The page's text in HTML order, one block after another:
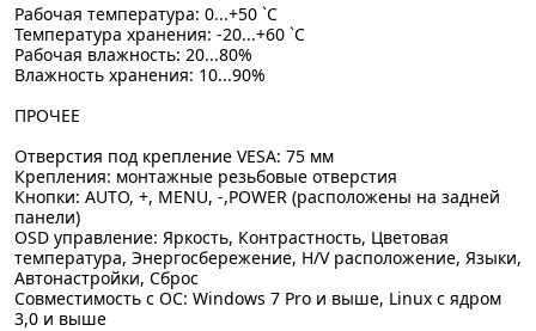
Рабочая температура: 0...+50 `C
Температура хранения: -20...+60 `C
Рабочая влажность: 20...80%
Влажность хранения: 10...90%
ПРОЧЕЕ
Отверстия под крепление VESA: 75 мм
Крепления: монтажные резьбовые отверстия
Кнопки: AUTO, +, MENU, -,POWER (расположены на задней
панели)
OSD управление: Яркость, Контрастность, Цветовая
температура, Энергосбережение, H/V расположение, Языки,
Автонастройки, Сброс
Совместимость с ОС: Windows 7 Pro и выше, Linux с ядром
3,0 и выше